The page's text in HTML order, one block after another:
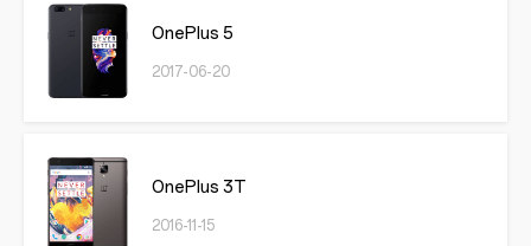
OnePlus 5
2017-06-20
OnePlus 3T
2016-11-15